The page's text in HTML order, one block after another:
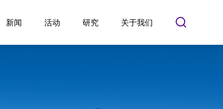
新闻 活动 研究 关于我们